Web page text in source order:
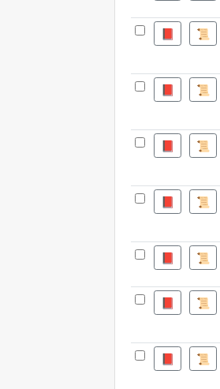
📕 📜
📕 📜
📕 📜
📕 📜
📕 📜
📕 📜
📕 📜